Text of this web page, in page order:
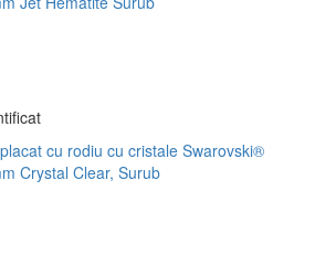
cu rodiu cu cristale Swarovski®
Crystal Clear, Surub